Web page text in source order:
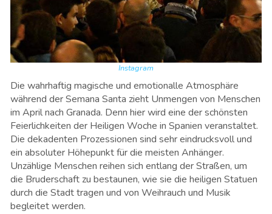
Instagram
Die wahrhaftig magische und emotionalle Atmosphäre
während der Semana Santa zieht Unmengen von Menschen
im April nach Granada. Denn hier wird eine der schönsten
Feierlichkeiten der Heiligen Woche in Spanien veranstaltet.
Die dekadenten Prozessionen sind sehr eindrucksvoll und
ein absoluter Höhepunkt für die meisten Anhänger.
Unzählige Menschen reihen sich entlang der Straßen, um
die Bruderschaft zu bestaunen, wie sie die heiligen Statuen
durch die Stadt tragen und von Weihrauch und Musik
begleitet werden.